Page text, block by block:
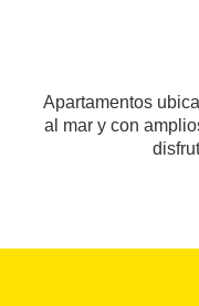
Apartamentos
al mar y con